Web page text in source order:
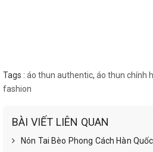
Tags : áo thun authentic, áo thun chính
fashion
BÀI VIẾT LIÊN QUAN
Nón Tai Bèo Phong Cách Hàn